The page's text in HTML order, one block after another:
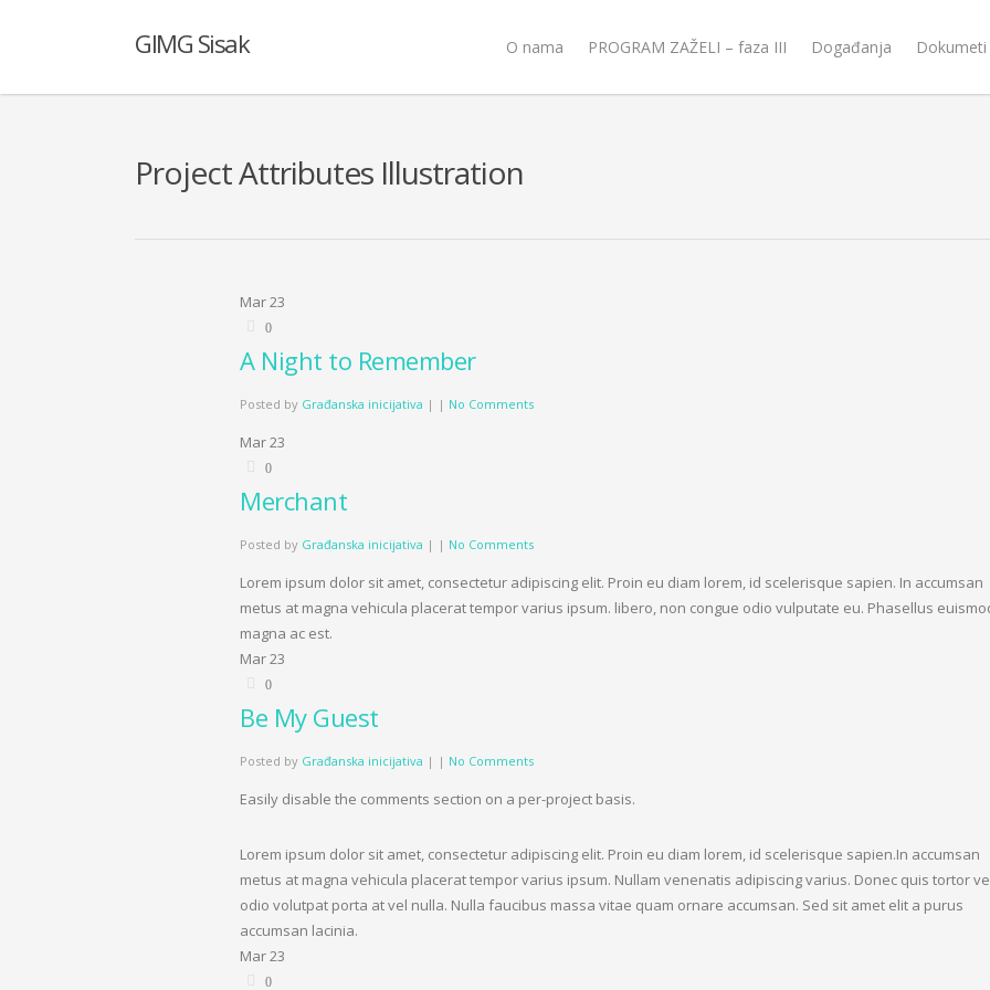
GIMG Sisak O nama PROGRAM ZAŽELI – faza III Događanja Dokumeti
Project Attributes Illustration
Mar23
0
A Night to Remember
Posted by Građanska inicijativa | | No Comments
Mar23
0
Merchant
Posted by Građanska inicijativa | | No Comments
Lorem ipsum dolor sit amet, consectetur adipiscing elit. Proin eu diam lorem, id scelerisque sapien. In accumsan
metus at magna vehicula placerat tempor varius ipsum. libero, non congue odio vulputate eu. Phasellus
magna ac est.
Mar23
0
Be My Guest
Posted by Građanska inicijativa | | No Comments
Easily disable the comments section on a per-project basis.
Lorem ipsum dolor sit amet, consectetur adipiscing elit. Proin eu diam lorem, id scelerisque sapien.In accumsan
metus at magna vehicula placerat tempor varius ipsum. Nullam venenatis adipiscing varius. Donec quis tortor
odio volutpat porta at vel nulla. Nulla faucibus massa vitae quam ornare accumsan. Sed sit amet elit a purus
accumsan lacinia.
Mar23
0